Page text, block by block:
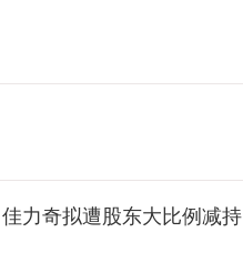
力奇拟遭股东大比例减持